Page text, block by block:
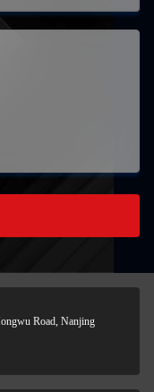
Road, Nanjing